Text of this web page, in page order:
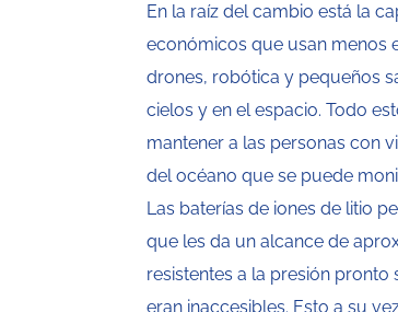
En la raíz del cambio está la
económicos que usan menos
drones, robótica y pequeños
cielos y en el espacio. Todo
mantener a las personas con
del océano que se puede
Las baterías de iones de litio
que les da un alcance de
resistentes a la presión
eran inaccesibles. Esto a su